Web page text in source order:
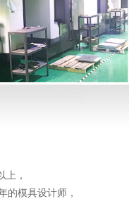
上，
的模具设计师，